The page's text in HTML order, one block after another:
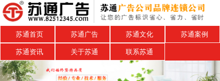
苏通首页 苏通广告 苏通文化 苏通案例
苏通资讯 关于苏通 联系苏通